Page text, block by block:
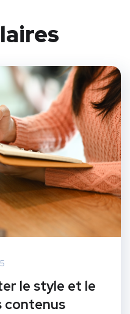
le style et le
contenus